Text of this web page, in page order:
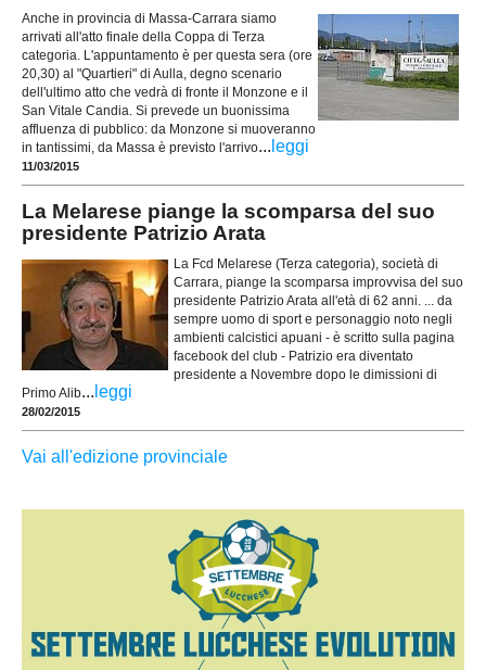
Anche in provincia di Massa-Carrara siamo
arrivati all'atto finale della Coppa di Terza
categoria. L'appuntamento è per questa sera (ore
20,30) al "Quartieri" di Aulla, degno scenario
dell'ultimo atto che vedrà di fronte il Monzone e il
San Vitale Candia. Si prevede un buonissima
affluenza di pubblico: da Monzone si muoveranno
in tantissimi, da Massa è previsto l'arrivo... leggi
11/03/2015
La Melarese piange la scomparsa del suo
presidente Patrizio Arata
La Fcd Melarese (Terza categoria), società di
Carrara, piange la scomparsa improvvisa del suo
presidente Patrizio Arata all'età di 62 anni. ... da
sempre uomo di sport e personaggio noto negli
ambienti calcistici apuani - è scritto sulla pagina
facebook del club - Patrizio era diventato
presidente a Novembre dopo le dimissioni di
Primo Alib... leggi
28/02/2015
Vai all'edizione provinciale